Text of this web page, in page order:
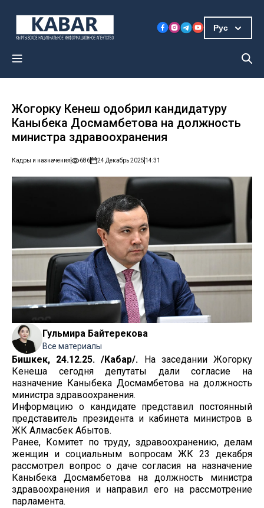
Рус
Жогорку Кенеш одобрил кандидатуру
Каныбека Досмамбетова на должность
министра здравоохранения
Кадры и назначения 686 24 Декабрь 2025 14:31
Гульмира Байтерекова
Все материалы
Бишкек, 24.12.25. /Кабар/. На заседании Жогорку
Кенеша сегодня депутаты дали согласие на
назначение Каныбека Досмамбетова на должность
министра здравоохранения.
Информацию о кандидате представил постоянный
представитель президента и кабинета министров в
ЖК Алмасбек Абытов.
Ранее, Комитет по труду, здравоохранению, делам
женщин и социальным вопросам ЖК 23 декабря
рассмотрел вопрос о даче согласия на назначение
Каныбека Досмамбетова на должность министра
здравоохранения и направил его на рассмотрение
парламента.